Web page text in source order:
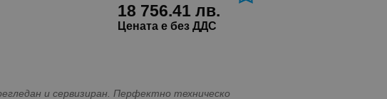
18 756.41 лв.
Цената е без ДДС